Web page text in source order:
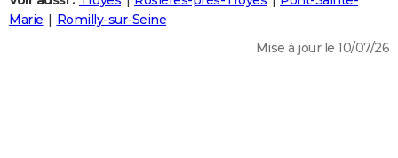
Destinations
City break
Voyage nature
Voyage de noces
Forum
Climat
+
PHOTO
Marie
Romilly-sur-Seine
Mise à jour le 10/07/26